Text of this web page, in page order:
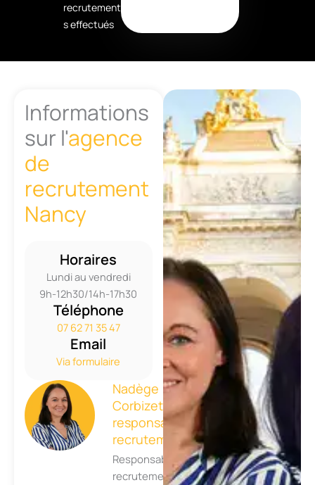
recrutement
s effectués
Informations
sur l'agence
de
recrutement
Nancy
Horaires
Lundi au vendredi
9h-12h30/14h-17h30
Téléphone
07 62 71 35 47
Email
Via formulaire
Nadège
Corbizet,
responsable
recrutement
Responsable
recrutement